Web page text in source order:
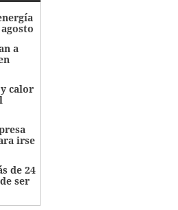
a
calor
irse
de 24
ser